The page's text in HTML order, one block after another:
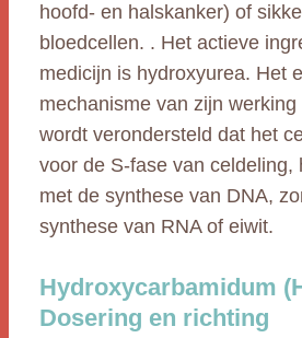
hoofd- en halskanker) of
bloedcellen. . Het actieve
medicijn is hydroxyurea. Het
mechanisme van zijn
wordt verondersteld dat het
voor de S-fase van celdeling,
met de synthese van DNA,
synthese van RNA of eiwit.
Hydroxycarbamidum
Dosering en richting